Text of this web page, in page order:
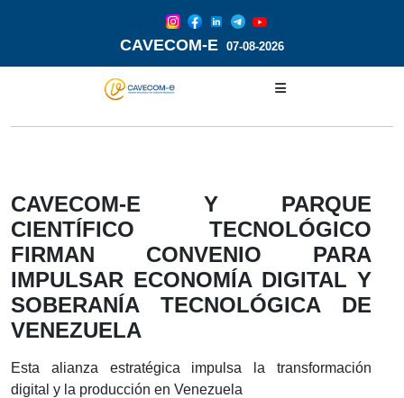
CAVECOM-E 07-08-2026
CAVECOM-E Y PARQUE
CIENTÍFICO TECNOLÓGICO
FIRMAN CONVENIO PARA
IMPULSAR ECONOMÍA DIGITAL Y
SOBERANÍA TECNOLÓGICA DE
VENEZUELA
Esta alianza estratégica impulsa la transformación
digital y la producción en Venezuela